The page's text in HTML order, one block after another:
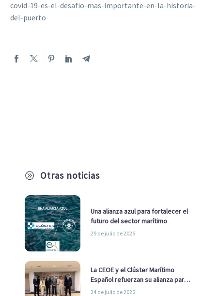
A Otras noticias
Una alianza azul para fortalecer el
futuro del sector marítimo
29 de julio de 2026
La CEOE y el Clúster Marítimo
Español refuerzan su alianza para
impulsar una estrategia Nacional
24 de julio de 2026
covid-19-es-el-desafio-mas-importante-en-la-historia-
del-puerto